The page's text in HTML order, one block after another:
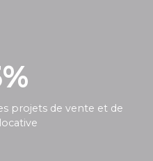
projets de vente et de